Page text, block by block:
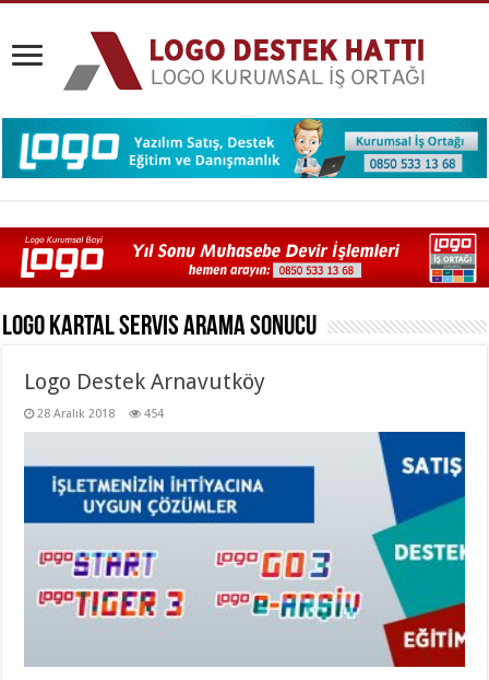
Logo Kartal ServisArama Sonucu
Logo Destek Arnavutköy
28 Aralık 2018 454